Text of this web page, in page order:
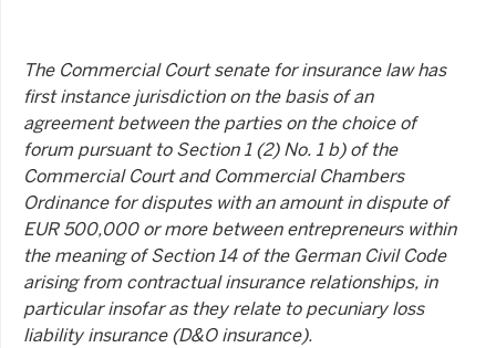
The Commercial Court senate for insurance law has
first instance jurisdiction on the basis of an
agreement between the parties on the choice of
forum pursuant to Section 1 (2) No. 1 b) of the
Commercial Court and Commercial Chambers
Ordinance for disputes with an amount in dispute of
EUR 500,000 or more between entrepreneurs within
the meaning of Section 14 of the German Civil Code
arising from contractual insurance relationships, in
particular insofar as they relate to pecuniary loss
liability insurance (D&O insurance).